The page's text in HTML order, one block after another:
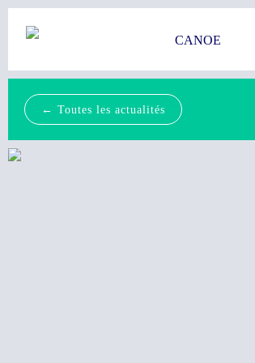
CANOE
← Toutes les actualités